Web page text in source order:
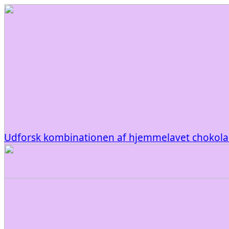
Udforsk kombinationen af hjemmelavet